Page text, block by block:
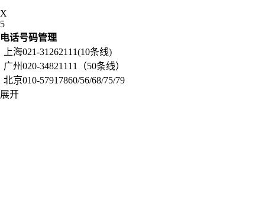
X
5
电话号码管理
上海021-31262111(10条线)
广州020-34821111（50条线）
北京010-57917860/56/68/75/79
展开